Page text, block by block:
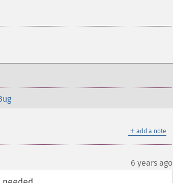
＋ add a note
6 years ago